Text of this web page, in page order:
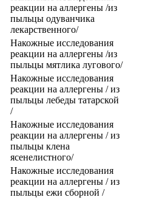
реакции на аллергены /из
пыльцы одуванчика
лекарственного/
Накожные исследования
реакции на аллергены /из
пыльцы мятлика лугового/
Накожные исследования
реакции на аллергены / из
пыльцы лебеды татарской
/
Накожные исследования
реакции на аллергены / из
пыльцы клена
ясенелистного/
Накожные исследования
реакции на аллергены / из
пыльцы ежи сборной /